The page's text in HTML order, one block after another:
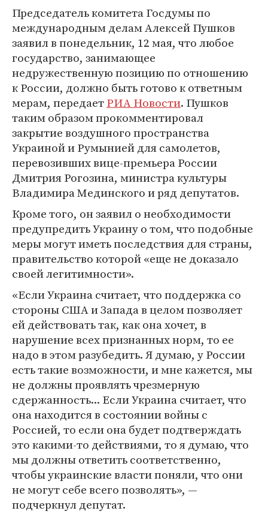
Председатель комитета Госдумы по
международным делам Алексей Пушков
заявил в понедельник, 12 мая, что любое
государство, занимающее
недружественную позицию по отношению
к России, должно быть готово к ответным
мерам, передаетРИА Новости. Пушков
таким образом прокомментировал
закрытие воздушного пространства
Украиной и Румынией для самолетов,
перевозивших вице-премьера России
Дмитрия Рогозина, министра культуры
Владимира Мединского и ряд депутатов.
Кроме того, он заявил о необходимости
предупредить Украину о том, что подобные
меры могут иметь последствия для страны,
правительство которой «еще не доказало
своей легитимности».
«Если Украина считает, что поддержка со
стороны США и Запада в целом позволяет
ей действовать так, как она хочет, в
нарушение всех признанных норм, то ее
надо в этом разубедить. Я думаю, у России
есть такие возможности, и мне кажется, мы
не должны проявлять чрезмерную
сдержанность... Если Украина считает, что
она находится в состоянии войны с
Россией, то если она будет подтверждать
это какими-то действиями, то я думаю, что
мы должны ответить соответственно,
чтобы украинские власти поняли, что они
не могут себе всего позволять», —
подчеркнул депутат.